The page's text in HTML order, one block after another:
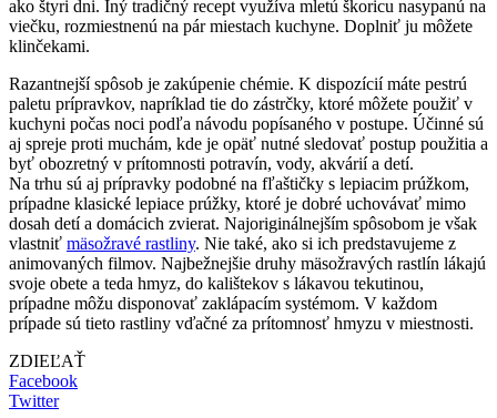
ako štyri dni. Iný tradičný recept využíva mletú škoricu nasypanú na
viečku, rozmiestnenú na pár miestach kuchyne. Doplniť ju môžete
klinčekami.
Razantnejší spôsob je zakúpenie chémie. K dispozícií máte pestrú
paletu prípravkov, napríklad tie do zástrčky, ktoré môžete použiť v
kuchyni počas noci podľa návodu popísaného v postupe. Účinné sú
aj spreje proti muchám, kde je opäť nutné sledovať postup použitia a
byť obozretný v prítomnosti potravín, vody, akvárií a detí.
Na trhu sú aj prípravky podobné na fľaštičky s lepiacim prúžkom,
prípadne klasické lepiace prúžky, ktoré je dobré uchovávať mimo
dosah detí a domácich zvierat. Najoriginálnejším spôsobom je však
vlastniť mäsožravé rastliny. Nie také, ako si ich predstavujeme z
animovaných filmov. Najbežnejšie druhy mäsožravých rastlín lákajú
svoje obete a teda hmyz, do kalištekov s lákavou tekutinou,
prípadne môžu disponovať zaklápacím systémom. V každom
prípade sú tieto rastliny vďačné za prítomnosť hmyzu v miestnosti.
ZDIEĽAŤ
Facebook
Twitter